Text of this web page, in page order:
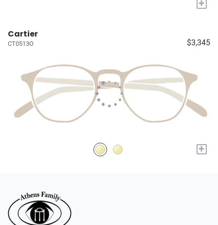
+
Cartier
CT0513O $3,345
+